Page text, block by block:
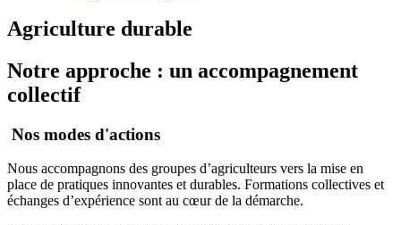
Agriculture durable
Notre approche : un accompagnement
collectif
Nos modes d'actions
Nous accompagnons des groupes d’agriculteurs vers la mise en
place de pratiques innovantes et durables. Formations collectives et
échanges d’expérience sont au cœur de la démarche.